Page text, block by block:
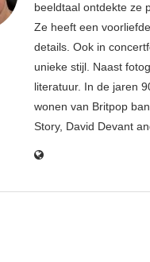
beeldtaal ontdekte ze
Ze heeft een
details. Ook in
unieke stijl. Naast
literatuur. In de jaren
wonen van Britpop
Story, David Devant